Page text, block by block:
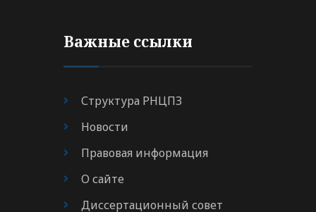
Важные ссылки
Структура РНЦПЗ
Новости
Правовая информация
О сайте
Диссертационный совет